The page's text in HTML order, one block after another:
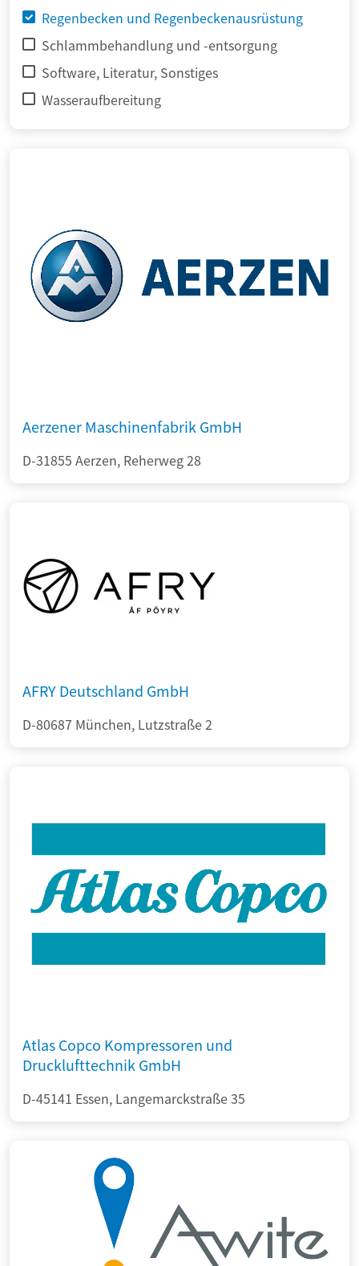
Regenbecken und Regenbeckenausrüstung
Schlammbehandlung und -entsorgung
Software, Literatur, Sonstiges
Wasseraufbereitung
Aerzener Maschinenfabrik GmbH
D-31855 Aerzen, Reherweg 28
AFRY Deutschland GmbH
D-80687 München, Lutzstraße 2
Atlas Copco Kompressoren und
Drucklufttechnik GmbH
D-45141 Essen, Langemarckstraße 35